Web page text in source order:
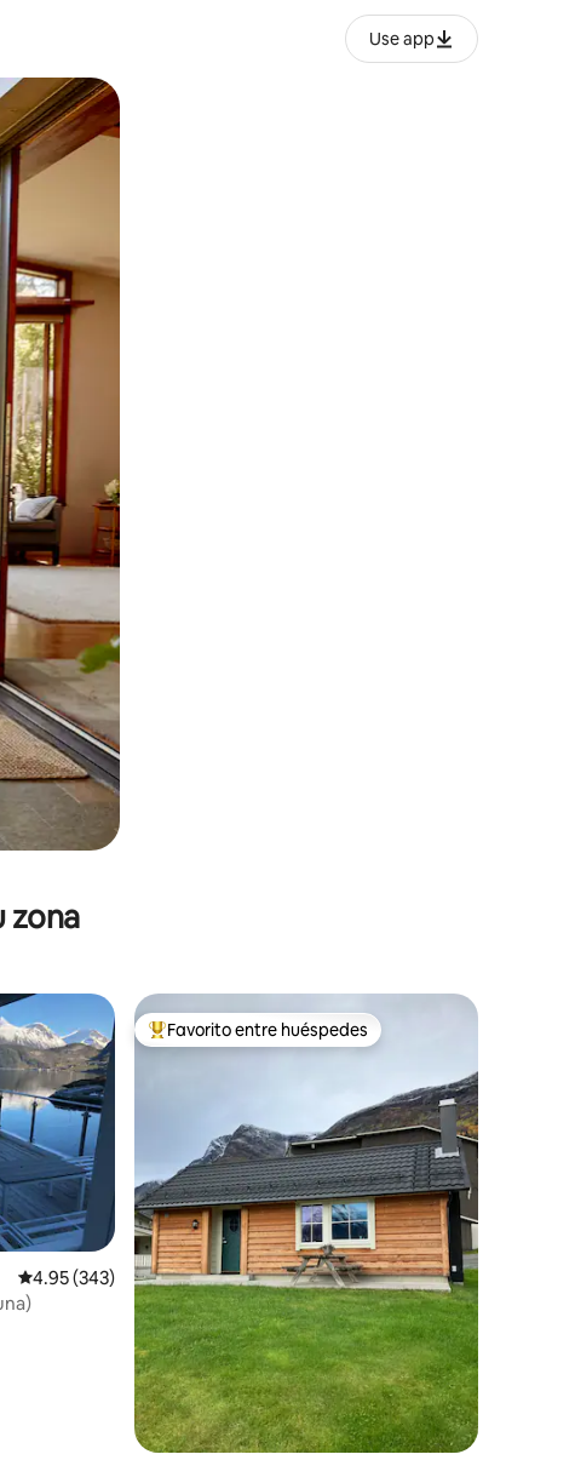
Use app
bien tocando y deslizando la pantalla.
zona
Calificación promedio: 4.95 de 5; 343 evaluaciones
4.95 (343)
De los mejores en Favorito entre huéspedes
Favorito entre huéspedes